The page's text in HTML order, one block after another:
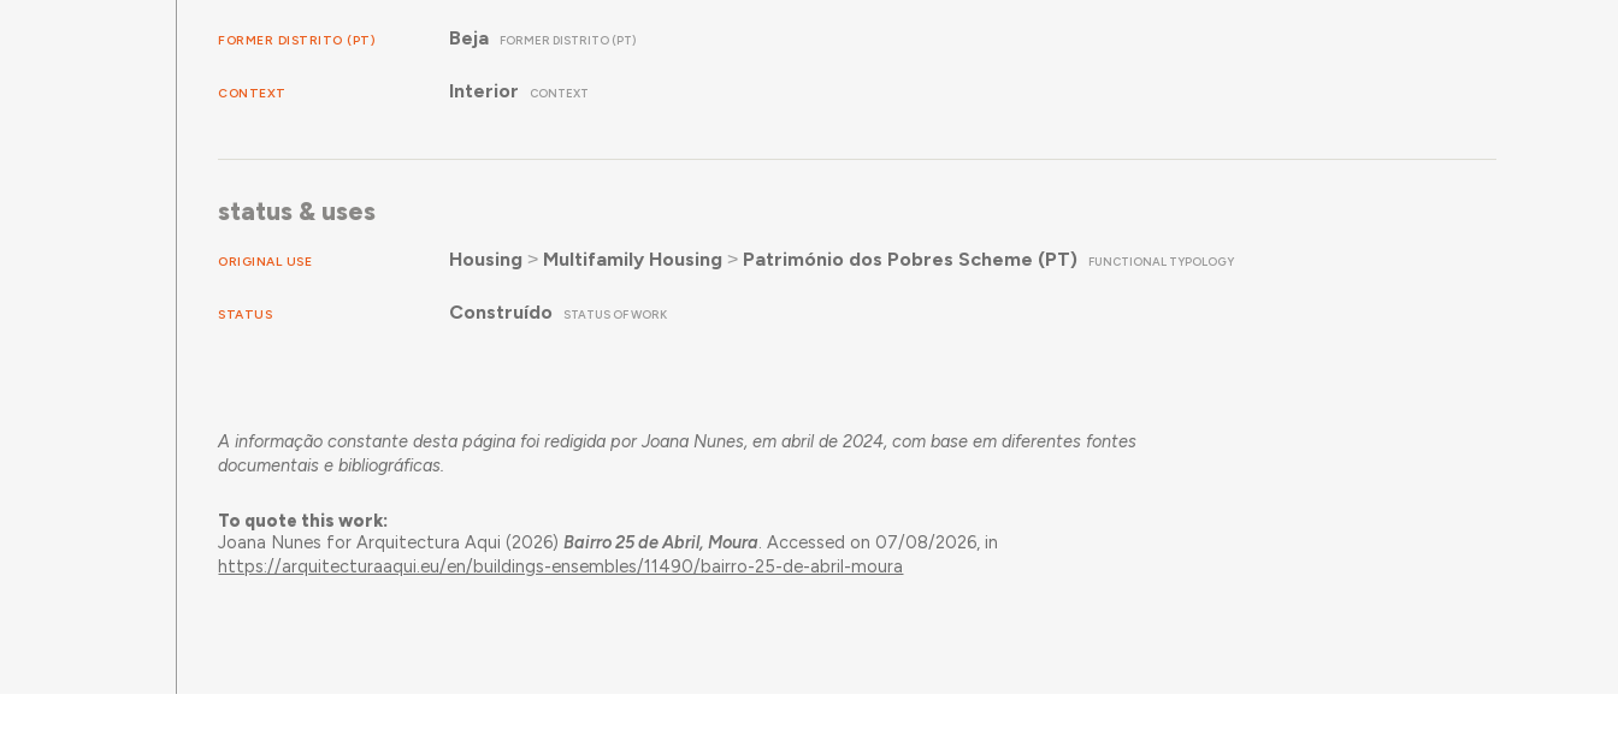
FORMER DISTRITO (PT) Beja FORMER DISTRITO (PT)
CONTEXT Interior CONTEXT
status & uses
ORIGINAL USE Housing ˃ Multifamily Housing ˃ Património dos Pobres Scheme (PT) FUNCTIONAL TYPOLOGY
STATUS Construído STATUS OF WORK
A informação constante desta página foi redigida por Joana Nunes, em abril de 2024, com base em diferentes fontes
documentais e bibliográficas.
To quote this work:
Joana Nunes for Arquitectura Aqui (2026)Bairro 25 de Abril, Moura. Accessed on 07/08/2026, in
https://arquitecturaaqui.eu/en/buildings-ensembles/11490/bairro-25-de-abril-moura